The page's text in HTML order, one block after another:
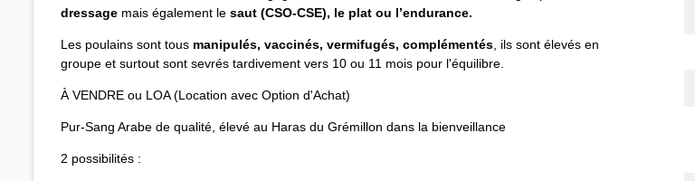
dressage mais également le saut (CSO-CSE), le plat ou l’endurance.
Les poulains sont tous manipulés, vaccinés, vermifugés, complémentés , ils sont élevés en
groupe et surtout sont sevrés tardivement vers 10 ou 11 mois pour l'équilibre.
À VENDRE ou LOA (Location avec Option d'Achat)
Pur-Sang Arabe de qualité, élevé au Haras du Grémillon dans la bienveillance
2 possibilités :